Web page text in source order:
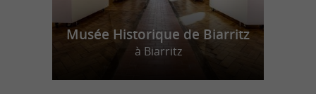
Musée Historique de Biarritz
à Biarritz